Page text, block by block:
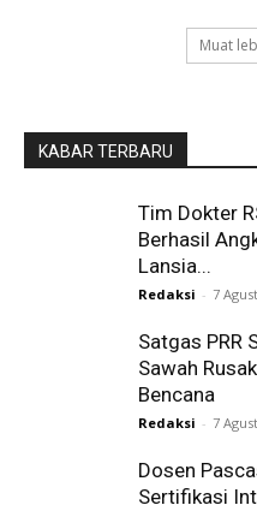
Muat
KABAR TERBARU
Tim Dokter
Berhasil
Lansia...
Redaksi - 7
Satgas PRR
Sawah
Bencana
Redaksi - 7
Dosen
Sertifikasi